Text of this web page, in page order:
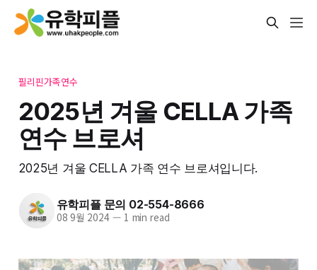
필리핀가족연수
2025년 겨울 CELLA 가족
연수 브로셔
2025년 겨울 CELLA 가족 연수 브로셔입니다.
유학피플 문의 02-554-8666
08 9월 2024 —1 min read